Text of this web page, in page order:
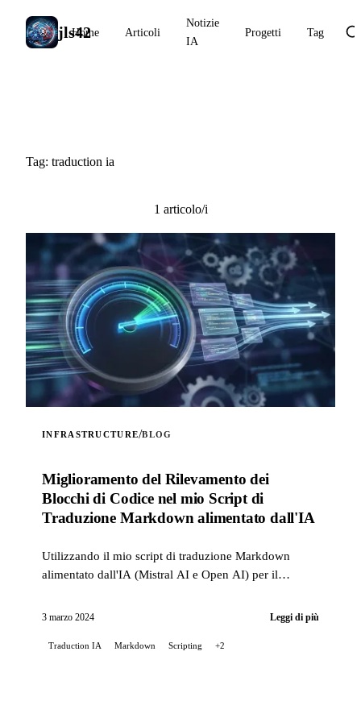
jls42
Home Articoli
Notizie
IA
Progetti Tag
Tag: traduction ia
1 articolo/i
INFRASTRUCTURE/BLOG
Miglioramento del Rilevamento dei
Blocchi di Codice nel mio Script di
Traduzione Markdown alimentato dall'IA
Utilizzando il mio script di traduzione Markdown
alimentato dall'IA (Mistral AI e Open AI) per il
ho incontr...
3 marzo 2024 Leggi di più
Traduction IA Markdown Scripting +2